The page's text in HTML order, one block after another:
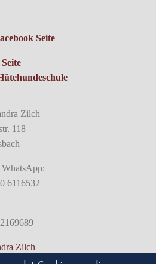
Seite
Zilch
118
6116532
Zilch